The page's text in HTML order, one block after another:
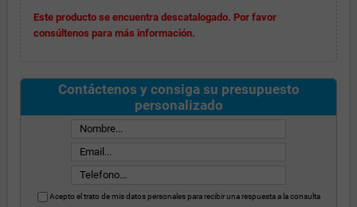
Este producto se encuentra descatalogado. Por favor
consúltenos para más información.
Contáctenos y consiga su presupuesto
personalizado
Acepto el trato de mis datos personales para recibir una respuesta a la consulta